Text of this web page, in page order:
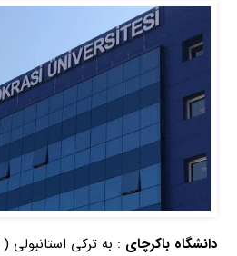
دانشگاه باکرچای